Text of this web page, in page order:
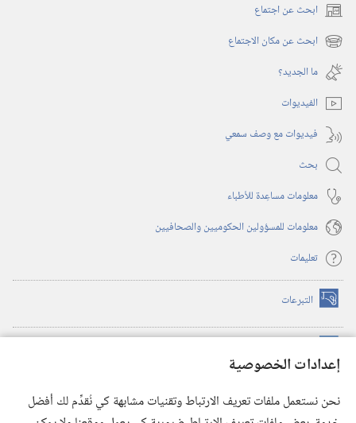
إعدادات الخصوصية
نحن نستعمل ملفات تعريف الارتباط وتقنيات مشابهة كي نُقدِّم لك أفضل
ابحث عن اجتماع (يفتح
نافذة
جديدة)
ابحث عن مكان الاجتماع (يفتح
نافذة
جديدة)
ما الجديد؟‏
الفيديوات
فيديوات مع وصف سمعي
بحث
معلومات مساعِدة للأطباء
معلومات للمسؤولين الحكوميين والصحافيين
تعليمات
التبرعات (يفتح
نافذة
(يفتح
نافذة
(يفتح
نافذة
®